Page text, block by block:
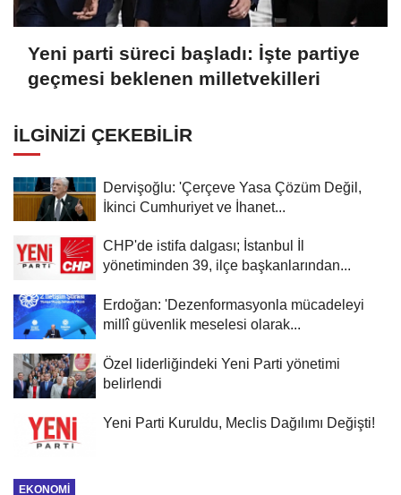
Yeni parti süreci başladı: İşte partiye
geçmesi beklenen milletvekilleri
İLGINIZI ÇEKEBILIR
Dervişoğlu: 'Çerçeve Yasa Çözüm Değil,
İkinci Cumhuriyet ve İhanet...
CHP'de istifa dalgası; İstanbul İl
yönetiminden 39, ilçe başkanlarından...
Erdoğan: 'Dezenformasyonla mücadeleyi
millî güvenlik meselesi olarak...
Özel liderliğindeki Yeni Parti yönetimi
belirlendi
Yeni Parti Kuruldu, Meclis Dağılımı Değişti!
EKONOMI